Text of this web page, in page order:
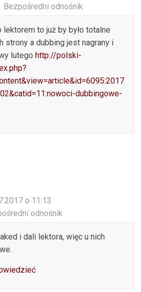
Bezpośredni odnośnik
to już by było totalne
strony a dubbing jest nagrany i
lutegohttp://polski-
dubbingowe-
o 11:13
odnośnik
i dali lektora, więc u nich